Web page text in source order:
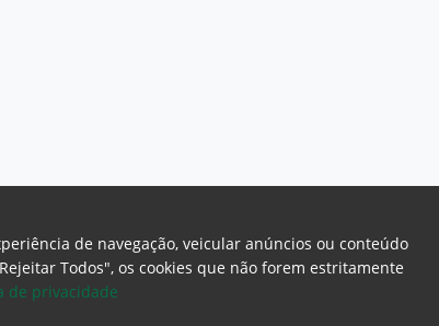
de navegação, veicular anúncios ou conteúdo
Todos", os cookies que não forem estritamente
de privacidade